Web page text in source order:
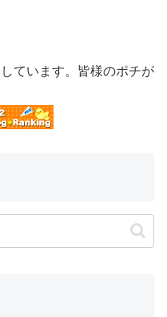
ています。皆様のポチが